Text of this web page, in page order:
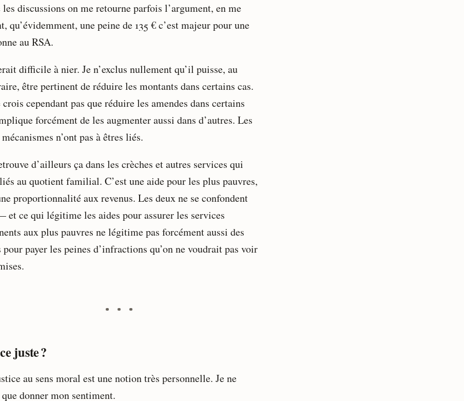
les discussions on me retourne parfois l’argument, en me
qu’évidemment, une peine de 135 € c’est majeur pour une
au RSA.
difficile à nier. Je n’exclus nullement qu’il puisse, au
être pertinent de réduire les montants dans certains cas.
crois cependant pas que réduire les amendes dans certains
forcément de les augmenter aussi dans d’autres. Les
n’ont pas à êtres liés.
d’ailleurs ça dans les crèches et autres services qui
au quotient familial. C’est une aide pour les plus pauvres,
proportionnalité aux revenus. Les deux ne se confondent
et ce qui légitime les aides pour assurer les services
aux plus pauvres ne légitime pas forcément aussi des
pour payer les peines d’infractions qu’on ne voudrait pas voir
juste ?
au sens moral est une notion très personnelle. Je ne
donner mon sentiment.